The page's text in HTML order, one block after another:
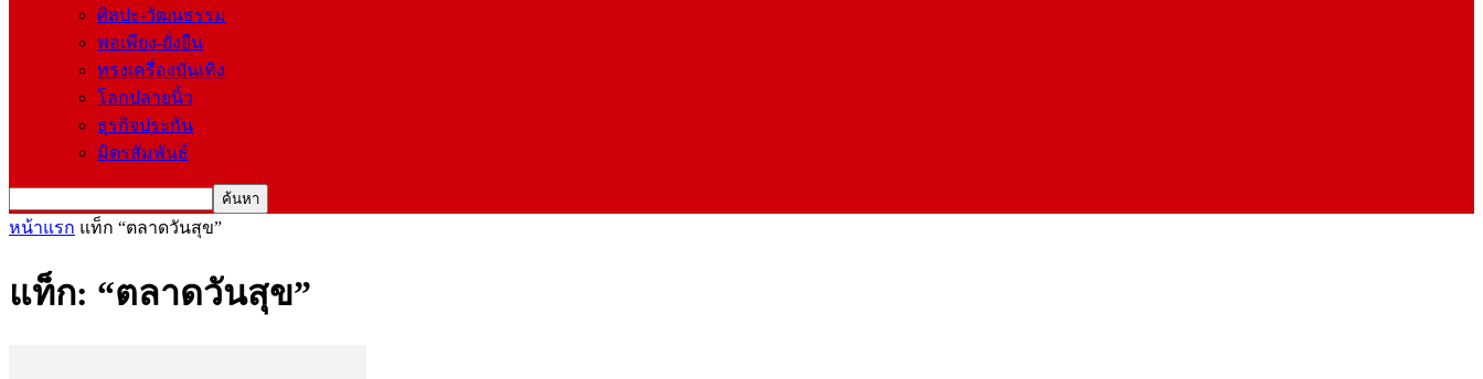
ศิลปะ-วัฒนธรรม
พอเพียง-ยั่งยืน
ทรงเครื่องบันเทิง
โลกปลายนิ้ว
ธุรกิจประกัน
มิตรสัมพันธ์
หน้าแรก แท็ก “ตลาดวันสุข”
แท็ก: “ตลาดวันสุข”